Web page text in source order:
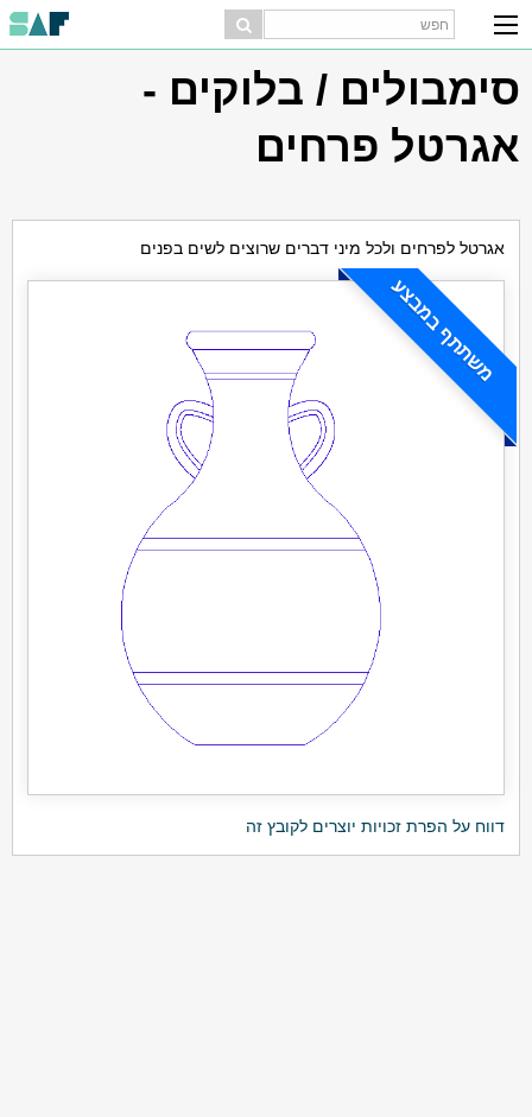
סימבולים / בלוקים -
אגרטל פרחים
אגרטל לפרחים ולכל מיני דברים שרוצים לשים בפנים
משתתף במבצע
דווח על הפרת זכויות יוצרים לקובץ זה